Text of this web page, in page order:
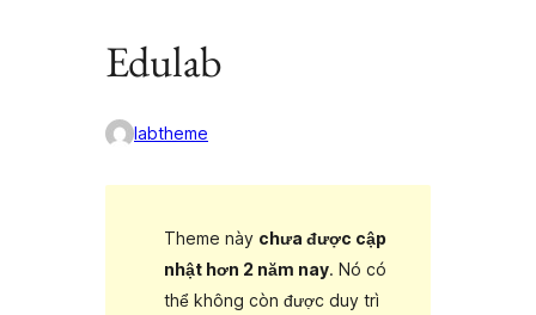
Edulab
labtheme
Theme này chưa được cập
nhật hơn 2 năm nay. Nó có
thể không còn được duy trì